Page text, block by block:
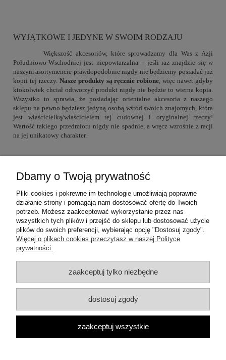
WYJĄTKOWE I JEDYNE W SWOIM RODZAJU
Większość akcesoriów, które sprowadzamy dla Was z Azji
Południowo-Wschodniej jest niepowtarzalna – jeśli raz znajdzie się w
naszym asortymencie prawdopodobnie nigdy nie będziemy posiadać już
kopii tej rzeczy. Nasze produkty są ręcznie robione , więc nawet gdyby
ktokolwiek chciał odtworzyć produkt nigdy nie będzie to wierna kopia.
Wszystko to sprawia, że posiadając orientalne akcesoria z naszego
sklepu na pewno będziesz jedyną osobą wśród swoich znajomych, która
jest właścicielką/właścicielem tej cudownej i oryginalnej rzeczy!
Wartość takiego przedmiotu nigdy nie spadnie, a wręcz wzrośnie z racji
na jej unikatowy charakter.
Warunki zakupów
Moje konto
Informacje o sklepie
Dane teleadresowe:
04-857 Warszawa
E-mail: dzambhala@dzambhala.pl
pokaż pełną wersję strony
Dbamy o Twoją prywatność
Pliki cookies i pokrewne im technologie umożliwiają poprawne
działanie strony i pomagają nam dostosować ofertę do Twoich
potrzeb. Możesz zaakceptować wykorzystanie przez nas
wszystkich tych plików i przejść do sklepu lub dostosować użycie
plików do swoich preferencji, wybierając opcję "Dostosuj zgody".
Więcej o plikach cookies przeczytasz w naszej Polityce
prywatności.
zaakceptuj tylko niezbędne
dostosuj zgody
zaakceptuj wszystkie